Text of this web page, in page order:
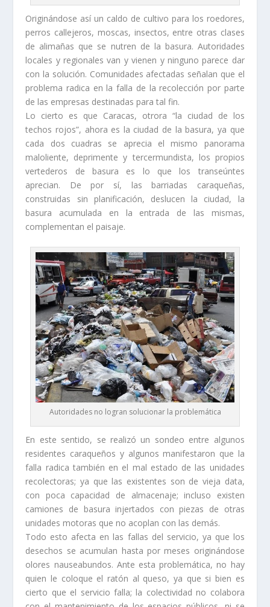
Originándose así un caldo de cultivo para los roedores,
perros callejeros, moscas, insectos, entre otras clases
de alimañas que se nutren de la basura. Autoridades
locales y regionales van y vienen y ninguno parece dar
con la solución. Comunidades afectadas señalan que el
problema radica en la falla de la recolección por parte
de las empresas destinadas para tal fin.
Lo cierto es que Caracas, otrora “la ciudad de los
techos rojos”, ahora es la ciudad de la basura, ya que
cada dos cuadras se aprecia el mismo panorama
maloliente, deprimente y tercermundista, los propios
vertederos de basura es lo que los transeúntes
aprecian. De por sí, las barriadas caraqueñas,
construidas sin planificación, deslucen la ciudad, la
basura acumulada en la entrada de las mismas,
complementan el paisaje.
Autoridades no logran solucionar la problemática
En este sentido, se realizó un sondeo entre algunos
residentes caraqueños y algunos manifestaron que la
falla radica también en el mal estado de las unidades
recolectoras; ya que las existentes son de vieja data,
con poca capacidad de almacenaje; incluso existen
camiones de basura injertados con piezas de otras
unidades motoras que no acoplan con las demás.
Todo esto afecta en las fallas del servicio, ya que los
desechos se acumulan hasta por meses originándose
olores nauseabundos. Ante esta problemática, no hay
quien le coloque el ratón al queso, ya que si bien es
cierto que el servicio falla; la colectividad no colabora